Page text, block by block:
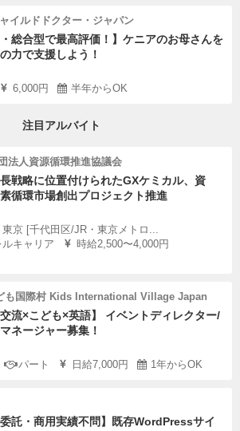
イルドドクター・ジャパン
・総合型で最高評価！】ケニアのお母さんを
力で支援しよう！
6,000円 半年からOK
注目アルバイト
法人資源循環推進協議会
戦略に位置付けられたGXケミカル、資
循環市場創出プロジェクト推進
京 [千代田区/JR・東京メトロ...
キャリア
時給2,500〜4,000円
も国際村 Kids International Village Japan
交流×こども×英語】 イベントディレクター/
ネージャー募集！
パート 日給7,000円 1年からOK
委託・商用実績不問】既存WordPressサイ